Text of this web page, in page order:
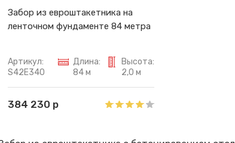
Забор из евроштакетника на
ленточном фундаменте 84 метра
Артикул:
S42E340
Длина:
84 м
Высота:
2,0 м
384 230 р